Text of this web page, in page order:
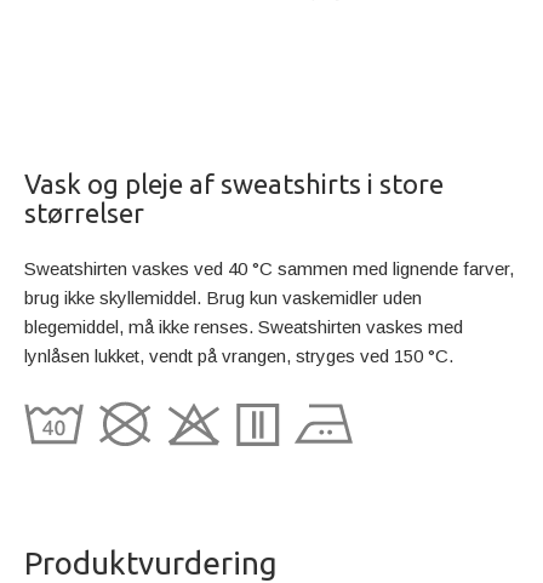
Vask og pleje af sweatshirts i store
størrelser
Sweatshirten vaskes ved 40 °C sammen med lignende farver,
brug ikke skyllemiddel. Brug kun vaskemidler uden
blegemiddel, må ikke renses. Sweatshirten vaskes med
lynlåsen lukket, vendt på vrangen, stryges ved 150 °C.
Produktvurdering